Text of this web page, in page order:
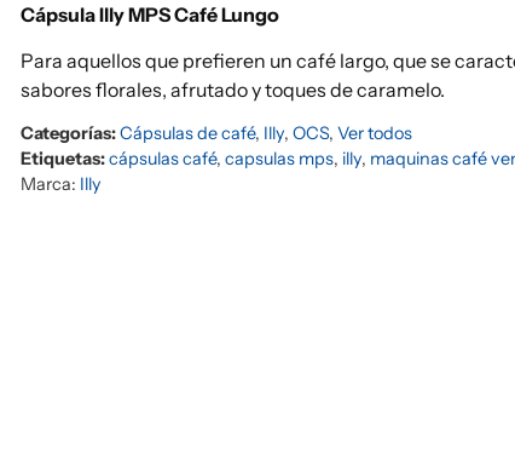
Cápsula Illy MPS Café Lungo
Para aquellos que prefieren un café largo, que se
sabores florales, afrutado y toques de caramelo.
Categorías:Cápsulas de café, Illy, OCS, Ver todos
Etiquetas:cápsulas café, capsulas mps, illy, maquinas café
Marca: Illy